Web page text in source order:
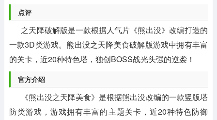
点评
之天降破解版是一款根据人气片《熊出没》改编打造的
一款3D类游戏。熊出没之天降美食破解版游戏中拥有丰富
的关卡，近20种特色塔，独创BOSS战光头强的逆袭！
官方介绍
《熊出没之天降美食》是根据熊出没改编的一款竖版塔
防类游戏，游戏拥有丰富的主题关卡，近20种特色防御